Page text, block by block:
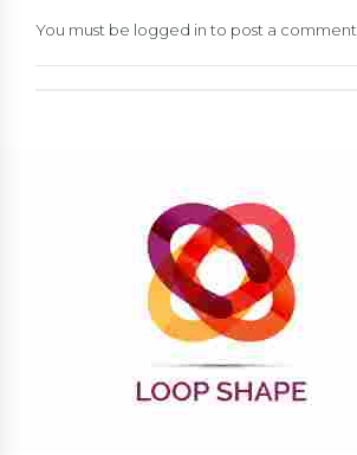
You must be logged in to post a comment.